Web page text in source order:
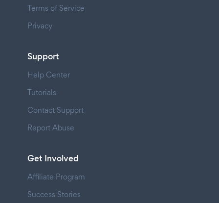
Terms of Service
Privacy
Support
Help Center
Tutorials
Contact Support
Report Abuse
Get Involved
Affiliate Program
Success Stories